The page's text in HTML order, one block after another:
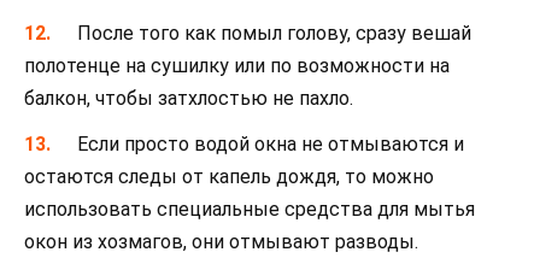
После того как помыл голову, сразу вешай
полотенце на сушилку или по возможности на
балкон, чтобы затхлостью не пахло.
Если просто водой окна не отмываются и
остаются следы от капель дождя, то можно
использовать специальные средства для мытья
окон из хозмагов, они отмывают разводы.